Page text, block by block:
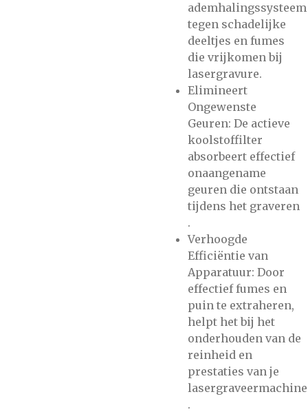
ademhalingssysteem
tegen schadelijke
deeltjes en fumes
die vrijkomen bij
lasergravure​.
Elimineert
Ongewenste
Geuren: De actieve
koolstoffilter
absorbeert effectief
onaangename
geuren die ontstaan
tijdens het graveren​
.
Verhoogde
Efficiëntie van
Apparatuur: Door
effectief fumes en
puin te extraheren,
helpt het bij het
onderhouden van de
reinheid en
prestaties van je
lasergraveermachine​
.